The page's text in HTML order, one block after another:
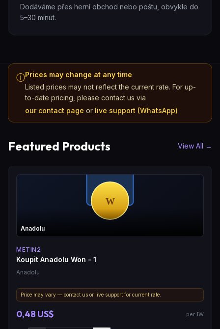
Dodáváme přes herní obchod nebo poštu, obvykle do
5–30 minut.
ⓘPrices may change at any time
Listed prices may not reflect the current rate. For up-
to-date pricing, please contact us via
our contact page or live support (WhatsApp)
Featured Products View All →
Anadolu
METIN2
Koupit Anadolu Won - 1
Anadolu
Price may vary — contact us or live support for current rate.
0,48 US$ per 1W